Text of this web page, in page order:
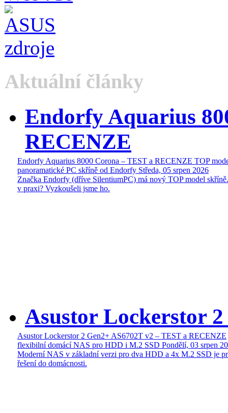
Aktuální články
Endorfy Aquarius
RECENZE
Endorfy Aquarius 8000 Corona – TEST a RECENZE TOP
panoramatické PC skříně od Endorfy Středa, 05 srpen 2026
Značka Endorfy (dříve SilentiumPC) má nový TOP model
v praxi? Vyzkoušeli jsme ho.
Asustor Lockerstor
Asustor Lockerstor 2 Gen2+ AS6702T v2 – TEST a RECENZE
flexibilní domácí NAS pro HDD i M.2 SSD Pondělí, 03 srpen
Moderní NAS v základní verzi pro dva HDD a 4x M.2 SSD je
řešení do domácnosti.